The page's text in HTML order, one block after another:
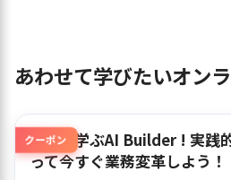
あわせて学びたいオン
クーポン
作って学ぶAI Builder ! 実践
って今すぐ業務変革しよう！